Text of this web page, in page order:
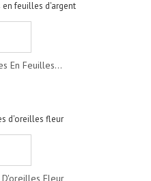
En Feuilles...
Fleur